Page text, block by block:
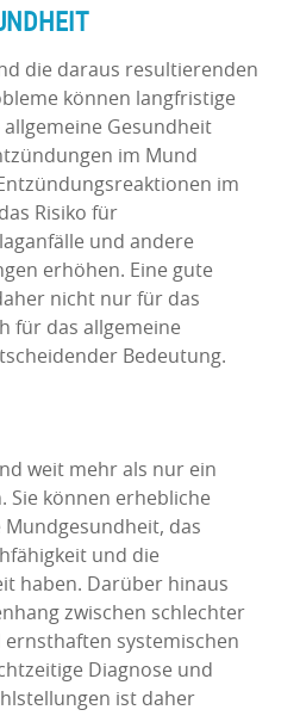
die daraus resultierenden
können langfristige
Gesundheit
im Mund
im
Risiko für
und andere
erhöhen. Eine gute
nicht nur für das
für das allgemeine
Bedeutung.
weit mehr als nur ein
Sie können erhebliche
Mundgesundheit, das
und die
haben. Darüber hinaus
zwischen schlechter
systemischen
Diagnose und
ist daher